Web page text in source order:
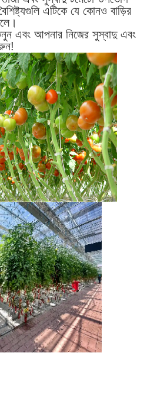
এটিকে যে কোনও বাড়ির
এবং আপনার নিজের সুস্বাদু এবং